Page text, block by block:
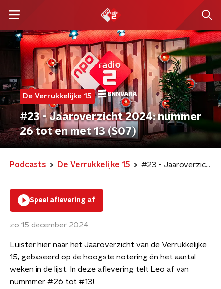
De Verrukkelijke 15
#23 - Jaaroverzicht 2024: nummer
26 tot en met 13 (S07)
Podcasts De Verrukkelijke 15 #23 - Jaaroverzicht 2024: nummer 26 tot en met 13 (S07)
Speel aflevering af
zo 15 december 2024
Luister hier naar het Jaaroverzicht van de Verrukkelijke
15, gebaseerd op de hoogste notering én het aantal
weken in de lijst. In deze aflevering telt Leo af van
nummmer #26 tot #13!